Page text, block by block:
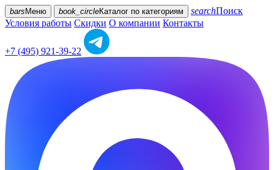
bars Меню book_circleКаталог по категориям searchПоиск
Условия работы Скидки О компании Контакты
+7 (495) 921-39-22